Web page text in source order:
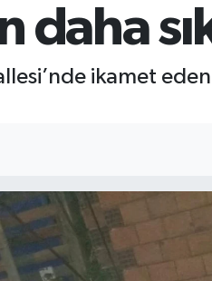
ikamet